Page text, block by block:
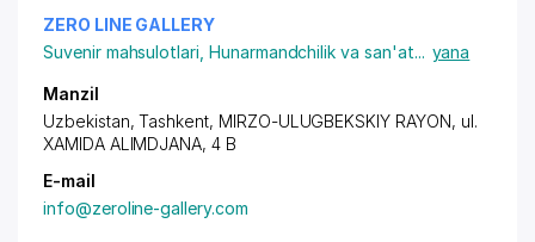
ZERO LINE GALLERY
Suvenir mahsulotlari Hunarmandchilik va san'at... yana
Manzil
Uzbekistan, Tashkent, MIRZO-ULUGBEKSKIY RAYON, ul.
XAMIDA ALIMDJANA, 4 B
E-mail
info@zeroline-gallery.com